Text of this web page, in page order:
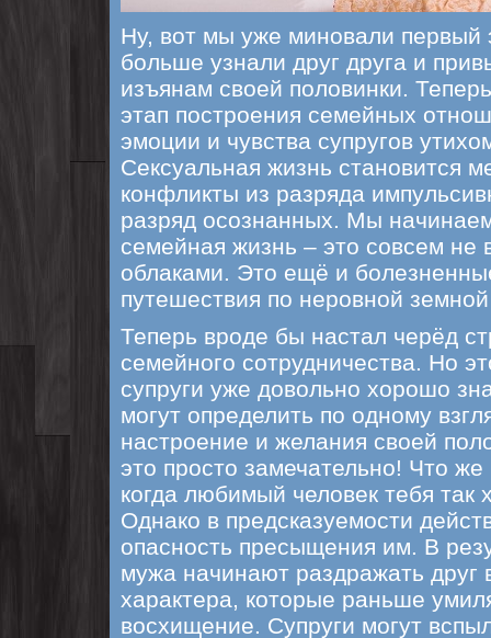
Ну, вот мы уже миновали первый
больше узнали друг друга и
изъянам своей половинки.
этап построения семейных
эмоции и чувства супругов
Сексуальная жизнь становится
конфликты из разряда
разряд осознанных. Мы
семейная жизнь – это совсем не
облаками. Это ещё и
путешествия по неровной
Теперь вроде бы настал черёд
семейного сотрудничества. Но
супруги уже довольно хорошо
могут определить по одному
настроение и желания своей
это просто замечательно! Что
когда любимый человек тебя так
Однако в предсказуемости
опасность пресыщения им. В
мужа начинают раздражать друг
характера, которые раньше
восхищение. Супруги могут